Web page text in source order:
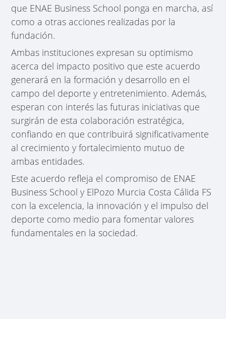
que ENAE Business School ponga en marcha, así
como a otras acciones realizadas por la
fundación.
Ambas instituciones expresan su optimismo
acerca del impacto positivo que este acuerdo
generará en la formación y desarrollo en el
campo del deporte y entretenimiento. Además,
esperan con interés las futuras iniciativas que
surgirán de esta colaboración estratégica,
confiando en que contribuirá significativamente
al crecimiento y fortalecimiento mutuo de
ambas entidades.
Este acuerdo refleja el compromiso de ENAE
Business School y ElPozo Murcia Costa Cálida FS
con la excelencia, la innovación y el impulso del
deporte como medio para fomentar valores
fundamentales en la sociedad.